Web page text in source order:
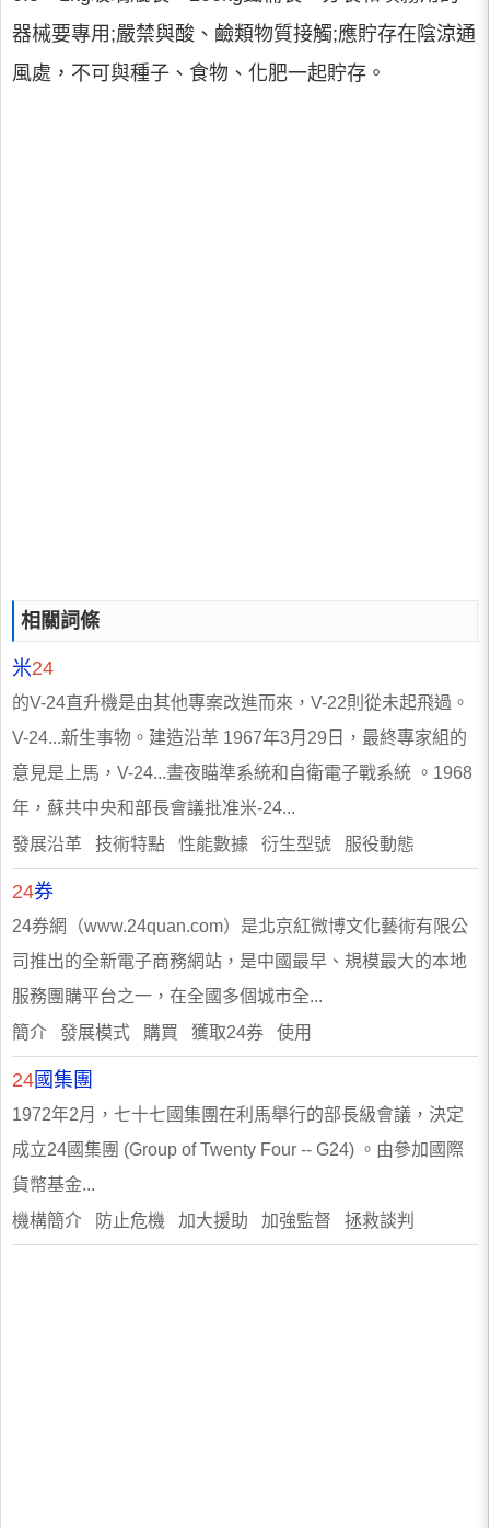
器械要專用;嚴禁與酸、鹼類物質接觸;應貯存在陰涼通
風處，不可與種子、食物、化肥一起貯存。
相關詞條
米24
的V-24直升機是由其他專案改進而來，V-22則從未起飛過。
V-24...新生事物。建造沿革 1967年3月29日，最終專家組的
意見是上馬，V-24...晝夜瞄準系統和自衛電子戰系統 。1968
年，蘇共中央和部長會議批准米-24...
發展沿革 技術特點 性能數據 衍生型號 服役動態
24券
24券網（www.24quan.com）是北京紅微博文化藝術有限公
司推出的全新電子商務網站，是中國最早、規模最大的本地
服務團購平台之一，在全國多個城市全...
簡介 發展模式 購買 獲取24券 使用
24國集團
1972年2月，七十七國集團在利馬舉行的部長級會議，決定
成立24國集團 (Group of Twenty Four -- G24) 。由參加國際
貨幣基金...
機構簡介 防止危機 加大援助 加強監督 拯救談判